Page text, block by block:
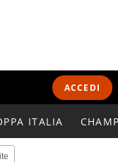
ACCEDI
ITALIA